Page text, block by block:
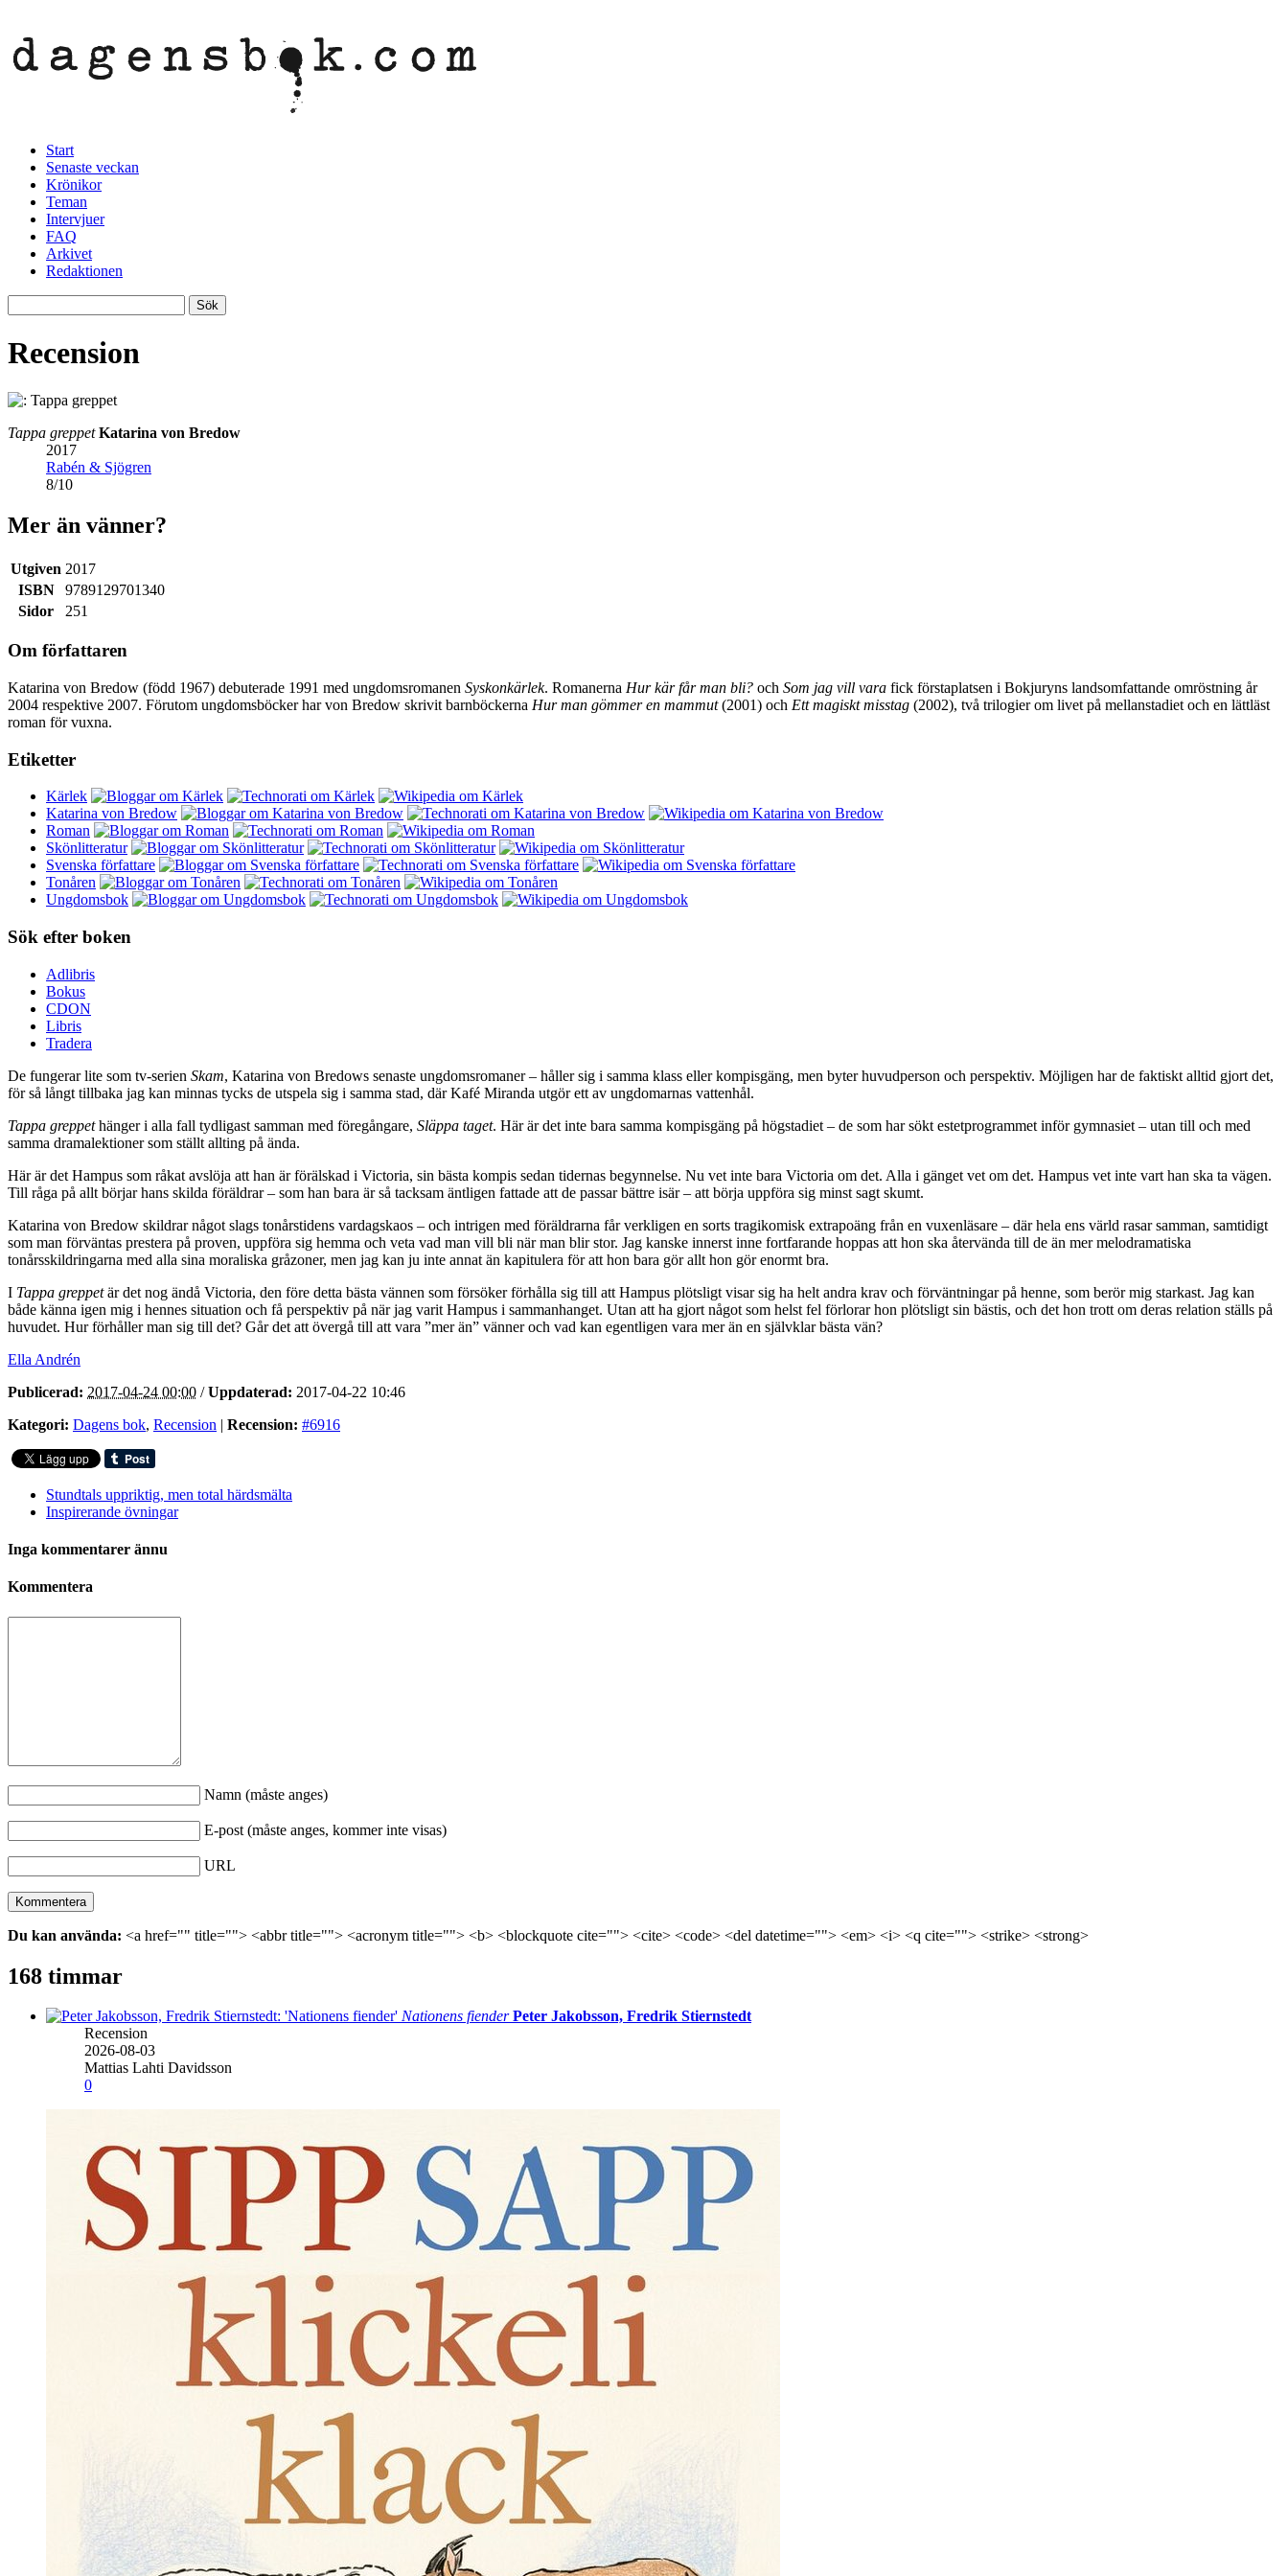
Start
Senaste veckan
Krönikor
Teman
Intervjuer
FAQ
Arkivet
Redaktionen
Recension
Tappa greppet Katarina von Bredow
2017
Rabén & Sjögren
8/10
Mer än vänner?
Utgiven 2017
ISBN
9789129701340
Sidor
251
Om författaren
Katarina von Bredow (född 1967) debuterade 1991 med ungdomsromanen Syskonkärlek. Romanerna Hur kär får man bli? och Som jag vill vara fick förstaplatsen i Bokjuryns landsomfattande omröstning år
2004 respektive 2007. Förutom ungdomsböcker har von Bredow skrivit barnböckerna Hur man gömmer en mammut(2001) och Ett magiskt misstag (2002), två trilogier om livet på mellanstadiet och en lättläst
roman för vuxna.
Etiketter
Kärlek
Katarina von Bredow
Roman
Skönlitteratur
Svenska författare
Tonåren
Ungdomsbok
Sök efter boken
Adlibris
Bokus
CDON
Libris
Tradera
De fungerar lite som tv-serien Skam, Katarina von Bredows senaste ungdomsromaner – håller sig i samma klass eller kompisgäng, men byter huvudperson och perspektiv. Möjligen har de faktiskt alltid gjort det,
för så långt tillbaka jag kan minnas tycks de utspela sig i samma stad, där Kafé Miranda utgör ett av ungdomarnas vattenhål.
Tappa greppethänger i alla fall tydligast samman med föregångare, Släppa taget. Här är det inte bara samma kompisgäng på högstadiet – de som har sökt estetprogrammet inför gymnasiet – utan till och med
samma dramalektioner som ställt allting på ända.
Här är det Hampus som råkat avslöja att han är förälskad i Victoria, sin bästa kompis sedan tidernas begynnelse. Nu vet inte bara Victoria om det. Alla i gänget vet om det. Hampus vet inte vart han ska ta vägen.
Till råga på allt börjar hans skilda föräldrar – som han bara är så tacksam äntligen fattade att de passar bättre isär – att börja uppföra sig minst sagt skumt.
Katarina von Bredow skildrar något slags tonårstidens vardagskaos – och intrigen med föräldrarna får verkligen en sorts tragikomisk extrapoäng från en vuxenläsare – där hela ens värld rasar samman, samtidigt
som man förväntas prestera på proven, uppföra sig hemma och veta vad man vill bli när man blir stor. Jag kanske innerst inne fortfarande hoppas att hon ska återvända till de än mer melodramatiska
tonårsskildringarna med alla sina moraliska gråzoner, men jag kan ju inte annat än kapitulera för att hon bara gör allt hon gör enormt bra.
I Tappa greppetär det nog ändå Victoria, den före detta bästa vännen som försöker förhålla sig till att Hampus plötsligt visar sig ha helt andra krav och förväntningar på henne, som berör mig starkast. Jag kan
både känna igen mig i hennes situation och få perspektiv på när jag varit Hampus i sammanhanget. Utan att ha gjort något som helst fel förlorar hon plötsligt sin bästis, och det hon trott om deras relation ställs på
huvudet. Hur förhåller man sig till det? Går det att övergå till att vara ”mer än” vänner och vad kan egentligen vara mer än en självklar bästa vän?
Ella Andrén
Publicerad: 2017-04-24 00:00 /Uppdaterad: 2017-04-22 10:46
Kategori: Dagens bok, Recension | Recension: #6916
Stundtals uppriktig, men total härdsmälta
Inspirerande övningar
Inga kommentarer ännu
Kommentera
Namn (måste anges)
E-post (måste anges, kommer inte visas)
URL
Du kan använda: <a href="" title=""> <abbr title=""> <acronym title=""> <b> <blockquote cite=""> <cite> <code> <del datetime=""> <em> <i> <q cite=""> <strike> <strong>
168 timmar
Nationens fiender Peter Jakobsson, Fredrik Stiernstedt
Recension
2026-08-03
Mattias Lahti Davidsson
0